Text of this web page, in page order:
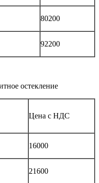
80200
92200
остекление
Цена с НДС
16000
21600